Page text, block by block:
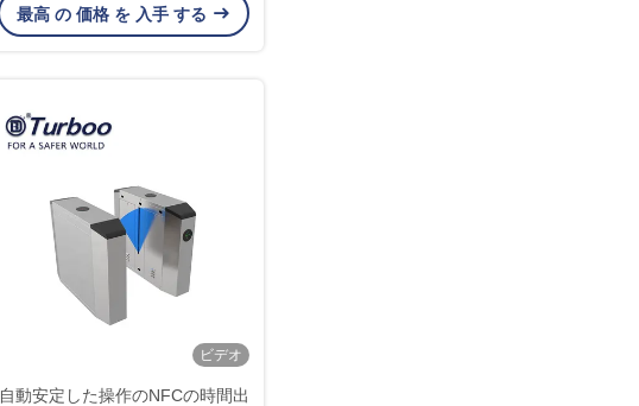
バリア
最高 の 価格 を 入手 する
ビデオ
自動安定した操作のNFCの時間出